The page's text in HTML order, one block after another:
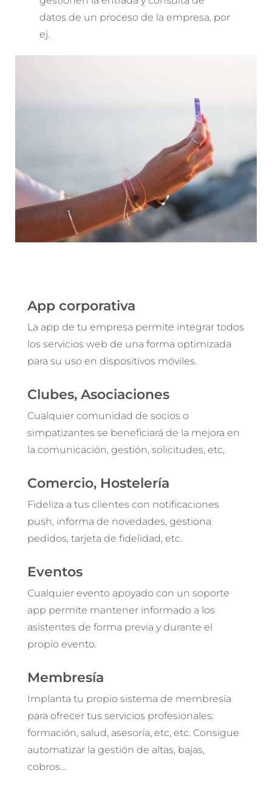
datos de un proceso de la empresa, por
ej.
App corporativa
La app de tu empresa permite integrar todos
los servicios web de una forma optimizada
para su uso en dispositivos móviles.
Clubes, Asociaciones
Cualquier comunidad de socios o
simpatizantes se beneficiará de la mejora en
la comunicación, gestión, solicitudes, etc,
Comercio, Hostelería
Fideliza a tus clientes con notificaciones
push, informa de novedades, gestiona
pedidos, tarjeta de fidelidad, etc.
Eventos
Cualquier evento apoyado con un soporte
app permite mantener informado a los
asistentes de forma previa y durante el
propio evento.
Membresía
Implanta tu propio sistema de membresía
para ofrecer tus servicios profesionales:
formación, salud, asesoría, etc, etc. Consigue
automatizar la gestión de altas, bajas,
cobros…